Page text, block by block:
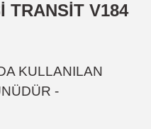
TRANSİT V184
KULLANILAN
-